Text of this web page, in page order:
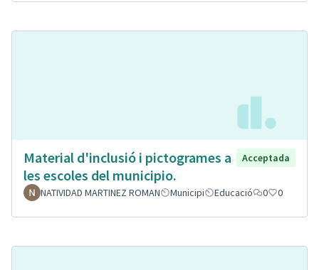
Material d'inclusió i pictogrames a
les escoles del municipio.
Acceptada
NATIVIDAD MARTINEZ ROMAN Municipi Educació 0 0